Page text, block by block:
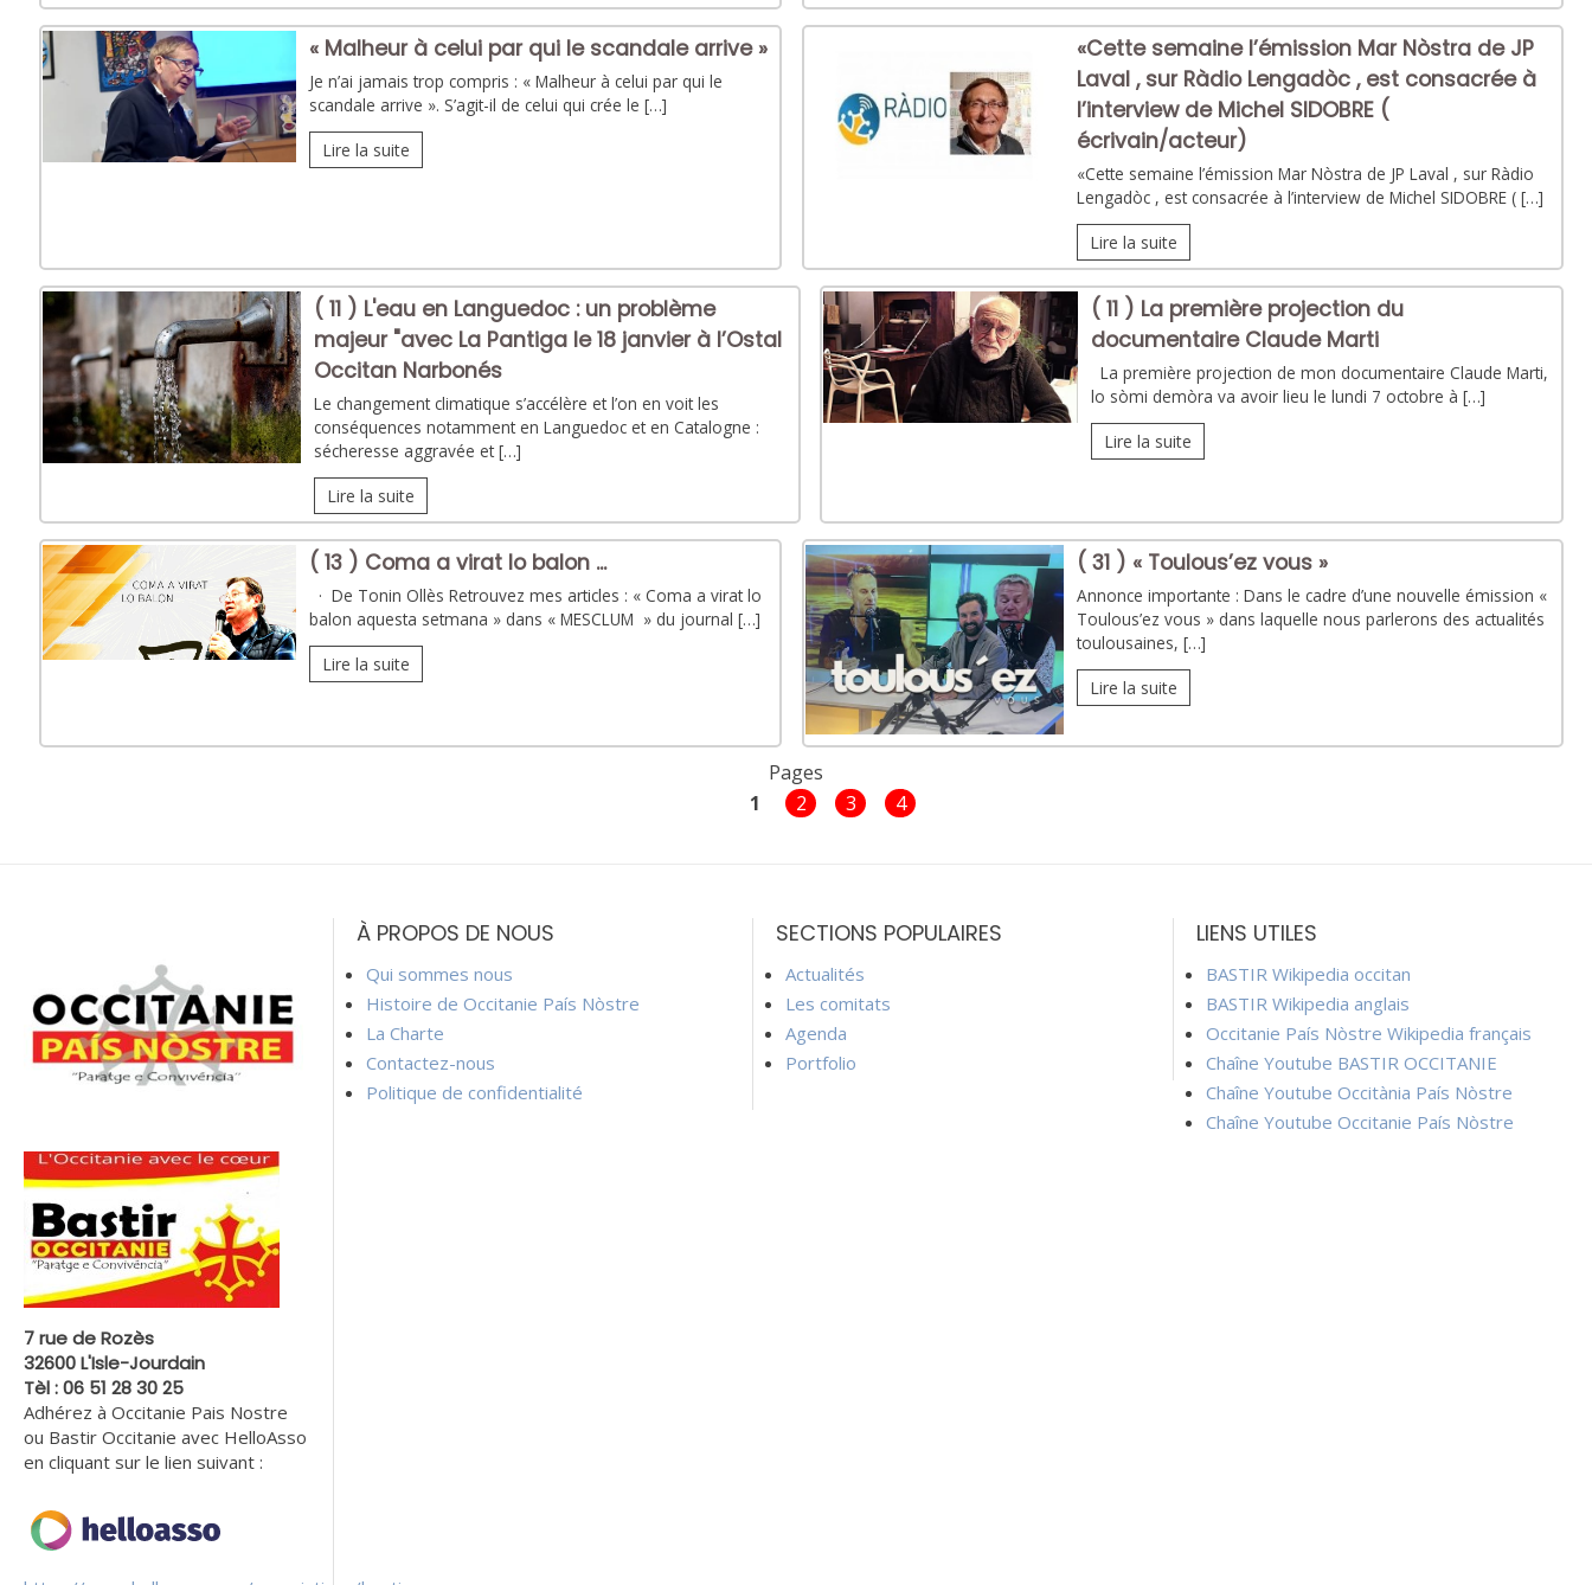
« Malheur à celui par qui le scandale arrive »
Je n’ai jamais trop compris : « Malheur à celui par qui le
scandale arrive ». S’agit-il de celui qui crée le […]
Lire la suite
«Cette semaine l’émission Mar Nòstra de JP
Laval , sur Ràdio Lengadòc , est consacrée à
l’interview de Michel SIDOBRE (
écrivain/acteur)
«Cette semaine l’émission Mar Nòstra de JP Laval , sur Ràdio
Lengadòc , est consacrée à l’interview de Michel SIDOBRE ( […]
Lire la suite
( 11 ) L'eau en Languedoc : un problème
majeur "avec La Pantiga le 18 janvier à l’Ostal
Occitan Narbonés
Le changement climatique s’accélère et l’on en voit les
conséquences notamment en Languedoc et en Catalogne :
sécheresse aggravée et […]
Lire la suite
( 11 ) La première projection du
documentaire Claude Marti
La première projection de mon documentaire Claude Marti,
lo sòmi demòra va avoir lieu le lundi 7 octobre à […]
Lire la suite
( 13 ) Coma a virat lo balon ...
· De Tonin Ollès Retrouvez mes articles : « Coma a virat lo
balon aquesta setmana » dans « MESCLUM » du journal […]
Lire la suite
( 31 ) « Toulous’ez vous »
Annonce importante : Dans le cadre d’une nouvelle émission «
Toulous’ez vous » dans laquelle nous parlerons des actualités
toulousaines, […]
Lire la suite
Pages
1
2 3 4
7 rue de Rozès
32600 L'Isle-Jourdain
Tèl : 06 51 28 30 25
Adhérez à Occitanie Pais Nostre
ou Bastir Occitanie avec HelloAsso
en cliquant sur le lien suivant :
À PROPOS DE NOUS
Qui sommes nous
Histoire de Occitanie País Nòstre
La Charte
Contactez-nous
Politique de confidentialité
SECTIONS POPULAIRES
Actualités
Les comitats
Agenda
Portfolio
LIENS UTILES
BASTIR Wikipedia occitan
BASTIR Wikipedia anglais
Occitanie País Nòstre Wikipedia français
Chaîne Youtube BASTIR OCCITANIE
Chaîne Youtube Occitània País Nòstre
Chaîne Youtube Occitanie País Nòstre